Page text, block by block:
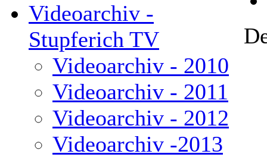
Videoarchiv -
Stupferich TV
Videoarchiv - 2010
Videoarchiv - 2011
Videoarchiv - 2012
Videoarchiv -2013